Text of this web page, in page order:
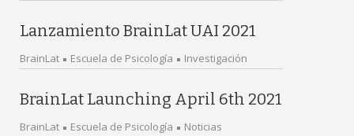
Lanzamiento BrainLat UAI 2021
BrainLat Escuela de Psicología Investigación
BrainLat Launching April 6th 2021
BrainLat Escuela de Psicología Noticias